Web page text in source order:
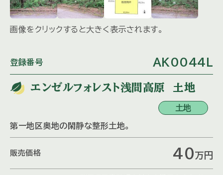
画像をクリックすると大きく表示されます。
登録番号 AK0044L
エンゼルフォレスト浅間高原 土地
土地
第一地区奥地の閑静な整形土地。
販売価格 40万 円